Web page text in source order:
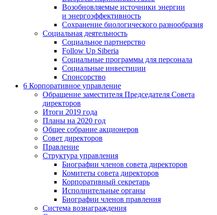
Возобновляемые источники энергии
и энергоэффективность
Сохранение биологического разнообразия
Социальная деятельность
Социальное партнерство
Follow Up Siberia
Социальные программы для персонала
Социальные инвестиции
Спонсорство
6 Корпоративное управление
Обращение заместителя Председателя Совета
директоров
Итоги 2019 года
Планы на 2020 год
Общее собрание акционеров
Совет директоров
Правление
Структура управления
Биографии членов совета директоров
Комитеты совета директоров
Корпоративный секретарь
Исполнительные органы
Биографии членов правления
Система вознаграждения